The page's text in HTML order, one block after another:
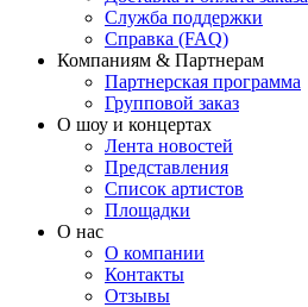
Служба поддержки
Справка (FAQ)
Компаниям & Партнерам
Партнерская программа
Групповой заказ
О шоу и концертах
Лента новостей
Представления
Список артистов
Площадки
О нас
О компании
Контакты
Отзывы